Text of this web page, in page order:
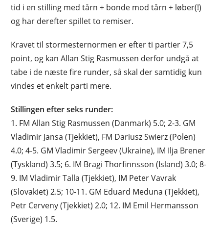
tid i en stilling med tårn + bonde mod tårn + løber(!)
og har derefter spillet to remiser.
Kravet til stormesternormen er efter ti partier 7,5
point, og kan Allan Stig Rasmussen derfor undgå at
tabe i de næste fire runder, så skal der samtidig kun
vindes et enkelt parti mere.
Stillingen efter seks runder:
1. FM Allan Stig Rasmussen (Danmark) 5.0; 2-3. GM
Vladimir Jansa (Tjekkiet), FM Dariusz Swierz (Polen)
4.0; 4-5. GM Vladimir Sergeev (Ukraine), IM Ilja Brener
(Tyskland) 3.5; 6. IM Bragi Thorfinnsson (Island) 3.0; 8-
9. IM Vladimir Talla (Tjekkiet), IM Peter Vavrak
(Slovakiet) 2.5; 10-11. GM Eduard Meduna (Tjekkiet),
Petr Cerveny (Tjekkiet) 2.0; 12. IM Emil Hermansson
(Sverige) 1.5.